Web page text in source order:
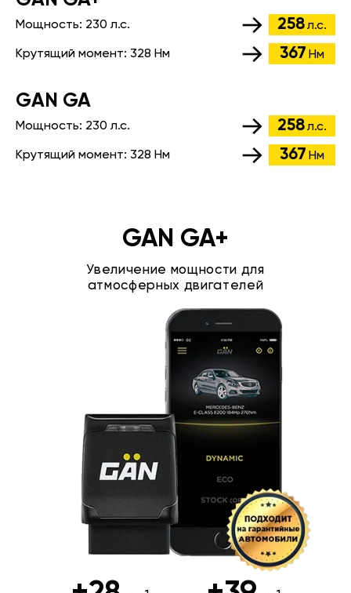
Мощность: 230 л.с. 258л.с.
Крутящий момент: 328 Нм 367 Нм
GАN GA
Мощность: 230 л.с. 258л.с.
Крутящий момент: 328 Нм 367 Нм
GAN GA+
Увеличение мощности для
атмосферных двигателей